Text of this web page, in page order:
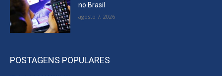
no Brasil
agosto 7, 2026
POSTAGENS POPULARES